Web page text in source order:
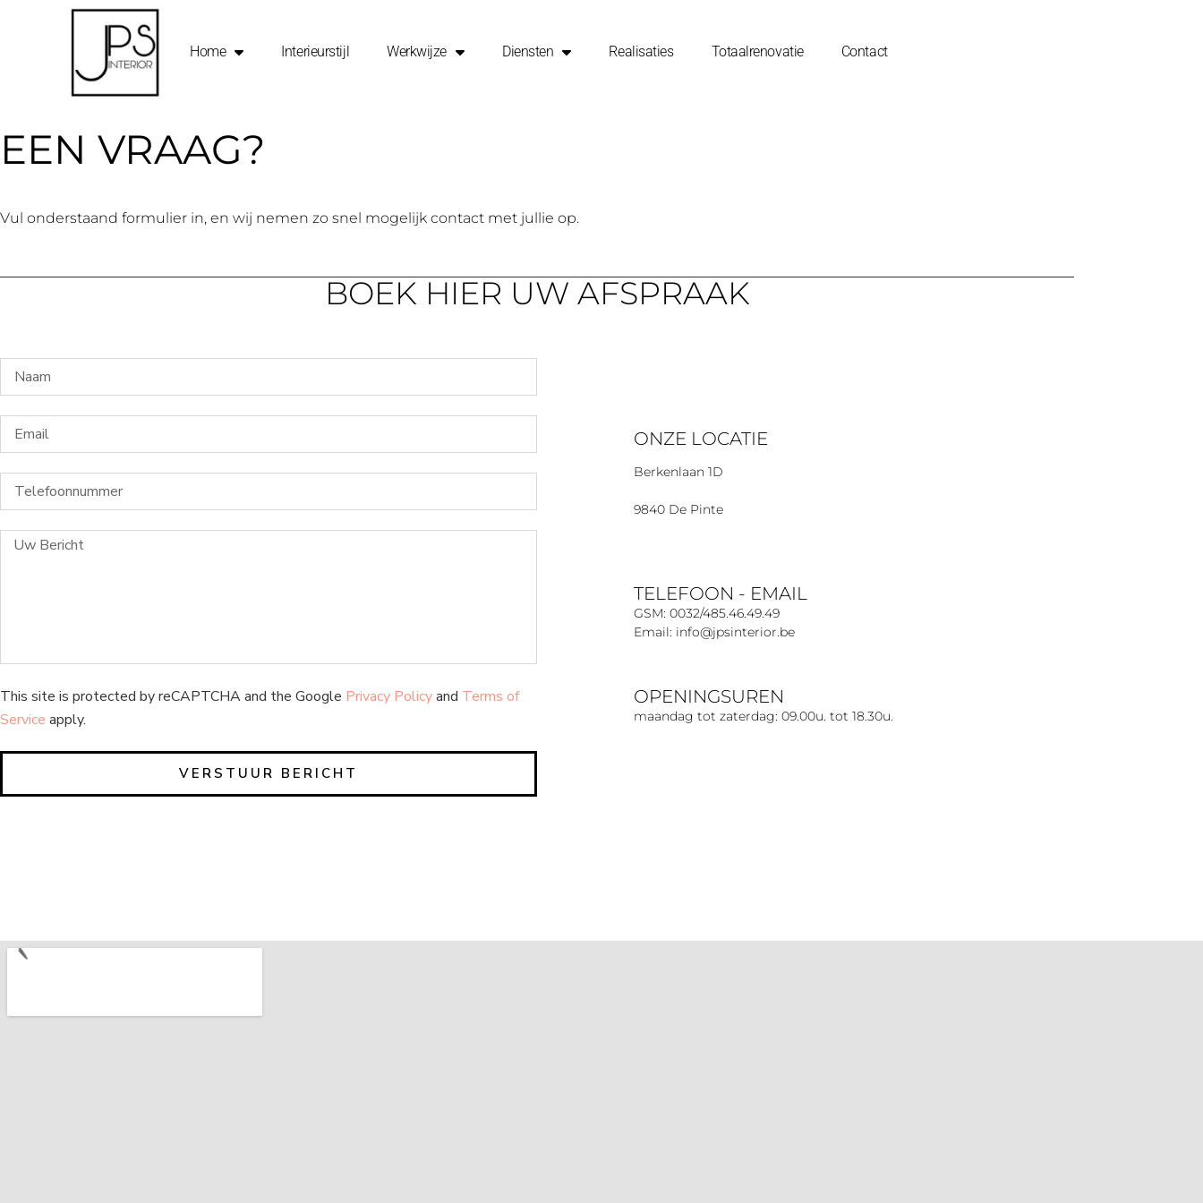
Home Interieurstijl Werkwijze Diensten Realisaties Totaalrenovatie Contact
EEN VRAAG?
Vul onderstaand formulier in, en wij nemen zo snel mogelijk contact met jullie op.
BOEK HIER UW AFSPRAAK​
This site is protected by reCAPTCHA and the Google Privacy Policyand Terms of
Service apply.
VERSTUUR BERICHT
ONZE LOCATIE
Berkenlaan 1D
9840 De Pinte
TELEFOON - EMAIL
GSM: 0032/485.46.49.49
Email: info@jpsinterior.be
OPENINGSUREN
maandag tot zaterdag: 09.00u. tot 18.30u.